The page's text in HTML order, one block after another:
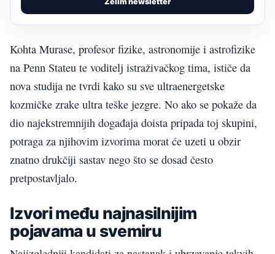
Kohta Murase, profesor fizike, astronomije i astrofizike
na Penn Stateu te voditelj istraživačkog tima, ističe da
nova studija ne tvrdi kako su sve ultraenergetske
kozmičke zrake ultra teške jezgre. No ako se pokaže da
dio najekstremnijih događaja doista pripada toj skupini,
potraga za njihovim izvorima morat će uzeti u obzir
znatno drukčiji sastav nego što se dosad često
pretpostavljalo.
Izvori među najnasilnijim
pojavama u svemiru